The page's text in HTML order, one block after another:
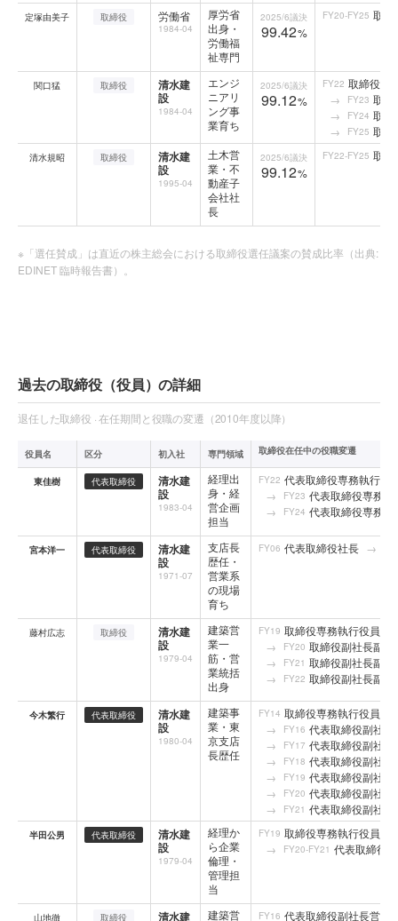
定塚由美子 取締役 労働省
1984-04
厚労省
出身・
労働福
祉専門
2025/6議決
99.42%
FY20-FY25 取締
関口猛 取締役
清水建
設
1984-04
エンジ
ニアリ
ング事
業育ち
2025/6議決
99.12%
FY22 取締役専
FY23 取締
FY24 取締
FY25 取締
清水規昭 取締役
清水建
設
1995-04
土木営
業・不
動産子
会社社
長
2025/6議決
99.12%
FY22-FY25 取締
※「選任賛成」は直近の株主総会における取締役選任議案の賛成比率（出典:
EDINET 臨時報告書）。
過去の取締役（役員）の詳細
退任した取締役 · 在任期間と役職の変遷（2010年度以降）
役員名 区分 初入社 専門領域 取締役在任中の役職変遷
東佳樹 代表取締役
清水建
設
1983-04
経理出
身・経
営企画
担当
FY22 代表取締役専務執行役
FY23 代表取締役専務
FY24 代表取締役専務
宮本洋一 代表取締役
清水建
設
1971-07
支店長
歴任・
営業系
の現場
育ち
FY06 代表取締役社長
藤村広志 取締役
清水建
設
1979-04
建築営
業一
筋・営
業統括
出身
FY19 取締役専務執行役員営
FY20 取締役副社長副
FY21 取締役副社長副
FY22 取締役副社長副
今木繁行 代表取締役
清水建
設
1980-04
建築事
業・東
京支店
長歴任
FY14 取締役専務執行役員建
FY16 代表取締役副社
FY17 代表取締役副社
FY18 代表取締役副社
FY19 代表取締役副社
FY20 代表取締役副社
FY21 代表取締役副社
半田公男 代表取締役
清水建
設
1979-04
経理か
ら企業
倫理・
管理担
当
FY19 取締役専務執行役員管
FY20-FY21 代表取締役
山地徹 取締役 清水建 建築営 FY16 代表取締役副社長営業